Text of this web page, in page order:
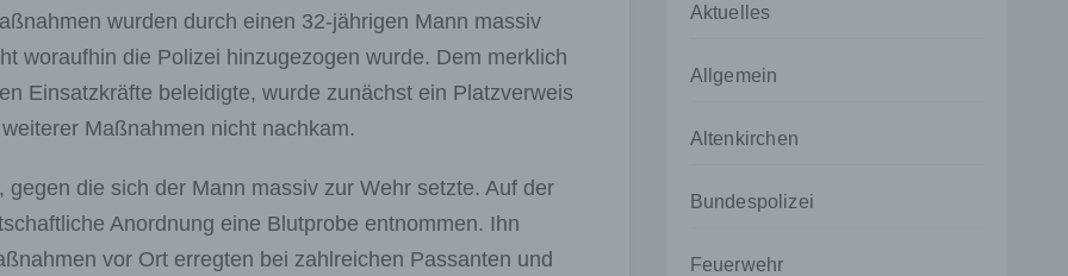
wurden durch einen 32-jährigen Mann massiv
woraufhin die Polizei hinzugezogen wurde. Dem merklich
Einsatzkräfte beleidigte, wurde zunächst ein Platzverweis
Maßnahmen nicht nachkam.
die sich der Mann massiv zur Wehr setzte. Auf der
Anordnung eine Blutprobe entnommen. Ihn
vor Ort erregten bei zahlreichen Passanten und
Aktuelles
Allgemein
Altenkirchen
Bundespolizei
Feuerwehr